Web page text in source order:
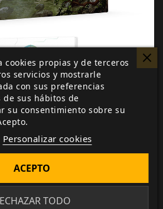
cookies propias y de terceros
servicios y mostrarle
con sus preferencias
sus hábitos de
su consentimiento sobre su
Personalizar cookies
TODO
ACEPTO